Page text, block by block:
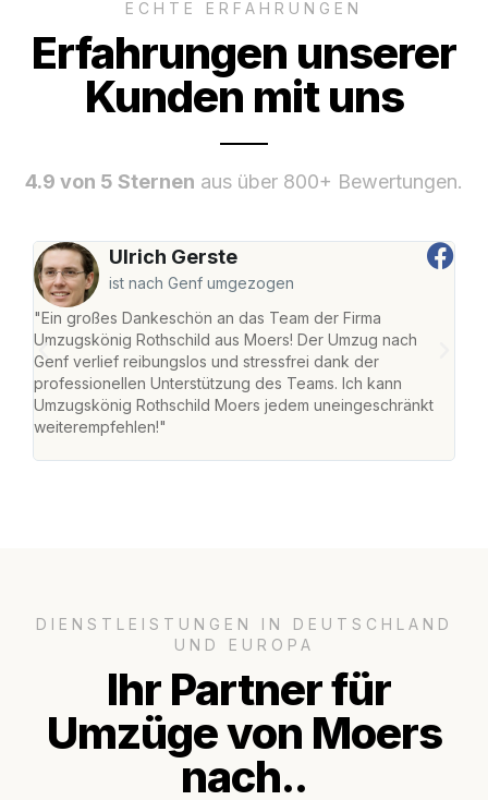
ECHTE ERFAHRUNGEN
Erfahrungen unserer
Kunden mit uns
4.9 von 5 Sternen aus über 800+ Bewertungen.
Ulrich Gerste
ist nach Genf umgezogen
"Ein großes Dankeschön an das Team der Firma
Umzugskönig Rothschild aus Moers! Der Umzug nach
Genf verlief reibungslos und stressfrei dank der
professionellen Unterstützung des Teams. Ich kann
Umzugskönig Rothschild Moers jedem uneingeschränkt
weiterempfehlen!"
DIENSTLEISTUNGEN IN DEUTSCHLAND
UND EUROPA
Ihr Partner für
Umzüge von Moers
nach..